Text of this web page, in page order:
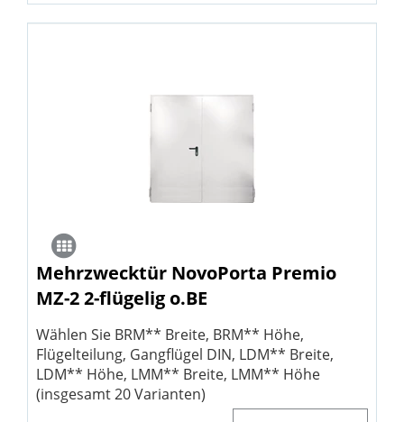
Mehrzwecktür NovoPorta Premio
MZ-2 2-flügelig o.BE
Wählen Sie BRM** Breite, BRM** Höhe,
Flügelteilung, Gangflügel DIN, LDM** Breite,
LDM** Höhe, LMM** Breite, LMM** Höhe
(insgesamt 20 Varianten)